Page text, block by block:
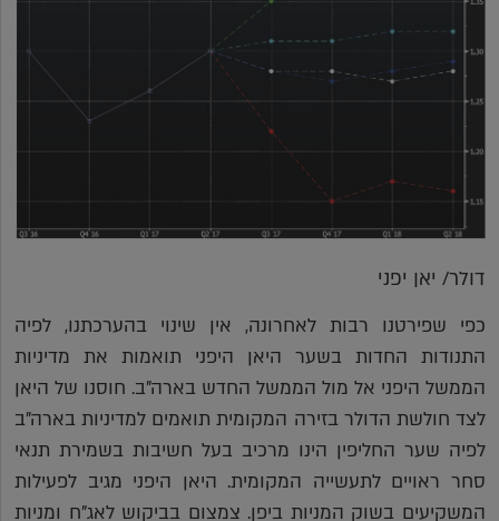
דולר/ יאן יפני
כפי שפירטנו רבות לאחרונה, אין שינוי בהערכתנו, לפיה
התנודות החדות בשער היאן היפני תואמות את מדיניות
הממשל היפני אל מול הממשל החדש בארה"ב. חוסנו של היאן
לצד חולשת הדולר בזירה המקומית תואמים למדיניות בארה"ב
לפיה שער החליפין הינו מרכיב בעל חשיבות בשמירת תנאי
סחר ראויים לתעשייה המקומית. היאן היפני מגיב לפעילות
המשקיעים בשוק המניות ביפן. צמצום בביקוש לאג"ח ומניות